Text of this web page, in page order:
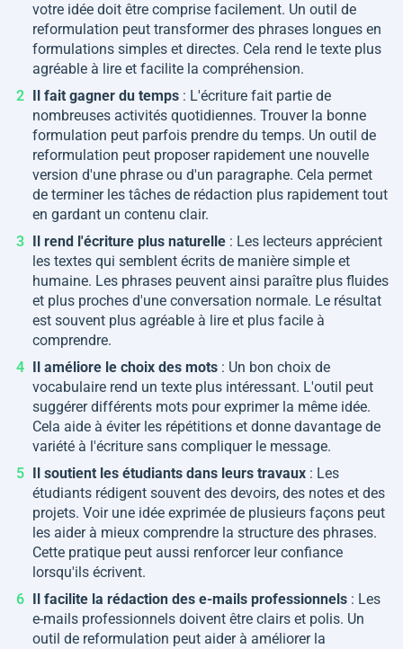
votre idée doit être comprise facilement. Un outil de
reformulation peut transformer des phrases longues en
formulations simples et directes. Cela rend le texte plus
agréable à lire et facilite la compréhension.
Il fait gagner du temps : L'écriture fait partie de
nombreuses activités quotidiennes. Trouver la bonne
formulation peut parfois prendre du temps. Un outil de
reformulation peut proposer rapidement une nouvelle
version d'une phrase ou d'un paragraphe. Cela permet
de terminer les tâches de rédaction plus rapidement tout
en gardant un contenu clair.
Il rend l'écriture plus naturelle : Les lecteurs apprécient
les textes qui semblent écrits de manière simple et
humaine. Les phrases peuvent ainsi paraître plus fluides
et plus proches d'une conversation normale. Le résultat
est souvent plus agréable à lire et plus facile à
comprendre.
Il améliore le choix des mots : Un bon choix de
vocabulaire rend un texte plus intéressant. L'outil peut
suggérer différents mots pour exprimer la même idée.
Cela aide à éviter les répétitions et donne davantage de
variété à l'écriture sans compliquer le message.
Il soutient les étudiants dans leurs travaux : Les
étudiants rédigent souvent des devoirs, des notes et des
projets. Voir une idée exprimée de plusieurs façons peut
les aider à mieux comprendre la structure des phrases.
Cette pratique peut aussi renforcer leur confiance
lorsqu'ils écrivent.
Il facilite la rédaction des e-mails professionnels : Les
e-mails professionnels doivent être clairs et polis. Un
outil de reformulation peut aider à améliorer la